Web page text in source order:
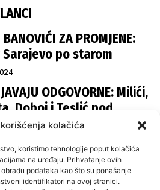
kolačića
koristimo tehnologije poput kolačića
na uređaju. Prihvatanje ovih
podataka kao što su ponašanje
identifikatori na ovoj stranici.
ZA PROMJENE:
po starom
ODGOVORNE: Milići,
Doboj i Teslić pod
U ISTOČNOM
dvije opštine, slijedi